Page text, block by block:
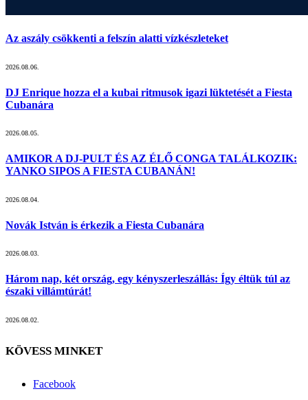
Az aszály csökkenti a felszín alatti vízkészleteket
2026.08.06.
DJ Enrique hozza el a kubai ritmusok igazi lüktetését a Fiesta
Cubanára
2026.08.05.
AMIKOR A DJ-PULT ÉS AZ ÉLŐ CONGA TALÁLKOZIK:
YANKO SIPOS A FIESTA CUBANÁN!
2026.08.04.
Novák István is érkezik a Fiesta Cubanára
2026.08.03.
Három nap, két ország, egy kényszerleszállás: Így éltük túl az
északi villámtúrát!
2026.08.02.
KÖVESS MINKET
Facebook